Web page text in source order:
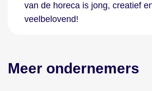
van de horeca is jong, creatief
veelbelovend!
Meer ondernemers